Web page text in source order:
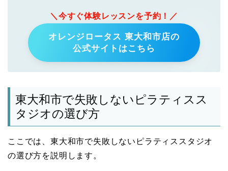
＼今すぐ体験レッスンを予約！／
オレンジロータス 東大和市店の
公式サイトはこちら
東大和市で失敗しないピラティスス
タジオの選び方
ここでは、東大和市で失敗しないピラティススタジオ
の選び方を説明します。